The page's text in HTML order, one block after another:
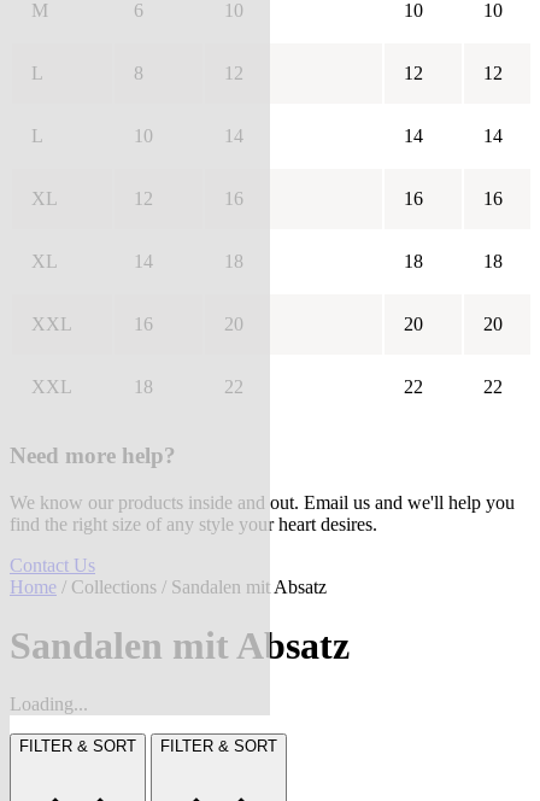
M 6 10 10 10
L 8 12 12 12
L 10 14 14 14
XL 12 16 16 16
XL 14 18 18 18
XXL 16 20 20 20
XXL 18 22 22 22
Need more help?
We know our products inside and out. Email us and we'll help you
find the right size of any style your heart desires.
Contact Us
Home / Collections / Sandalen mit Absatz
Sandalen mit Absatz
Loading...
FILTER & SORT FILTER & SORT